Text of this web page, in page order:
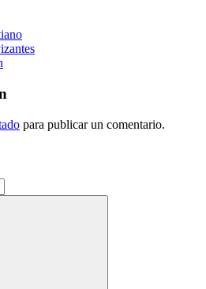
para publicar un comentario.